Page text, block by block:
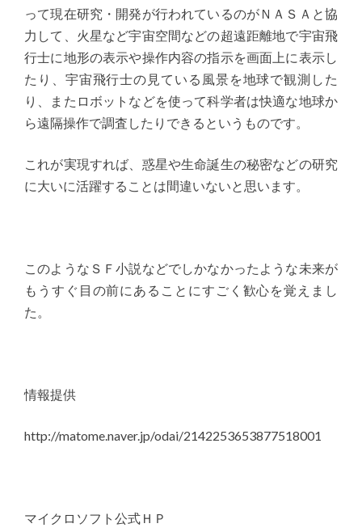
って現在研究・開発が行われているのがＮＡＳＡと協
力して、火星など宇宙空間などの超遠距離地で宇宙飛
行士に地形の表示や操作内容の指示を画面上に表示し
たり、宇宙飛行士の見ている風景を地球で観測した
り、またロボットなどを使って科学者は快適な地球か
ら遠隔操作で調査したりできるというものです。
これが実現すれば、惑星や生命誕生の秘密などの研究
に大いに活躍することは間違いないと思います。
このようなＳＦ小説などでしかなかったような未来が
もうすぐ目の前にあることにすごく歓心を覚えまし
た。
情報提供
http://matome.naver.jp/odai/2142253653877518001
マイクロソフト公式ＨＰ